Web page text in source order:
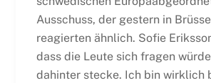
Ausschuss, der gestern in
reagierten ähnlich. Sofie
dass die Leute sich fragen
dahinter stecke. Ich bin wirklich